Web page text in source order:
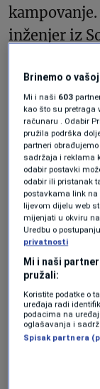
inženjer iz
doći, rekao
11 godina.
“To je ta
ni na
“Zaista
je.”Od milja
pokrenuo
1970.
1.500 ljudi
funte koje
sa farme.
ljudi,
Brinemo o
Mi i naši 603
kao što su pretraga
računaru . Odabir
pružila podrška
partneri
sadržaja i reklama
odabir postavki
odabir ili pristanak
postavkama link na
lijevom dijelu web
mijenjati u okviru
Uredbu o
privatnosti
Mi i naši
pružali:
Koristite podatke o
uređaja radi
podacima na
oglašavanja i
Spisak partnera